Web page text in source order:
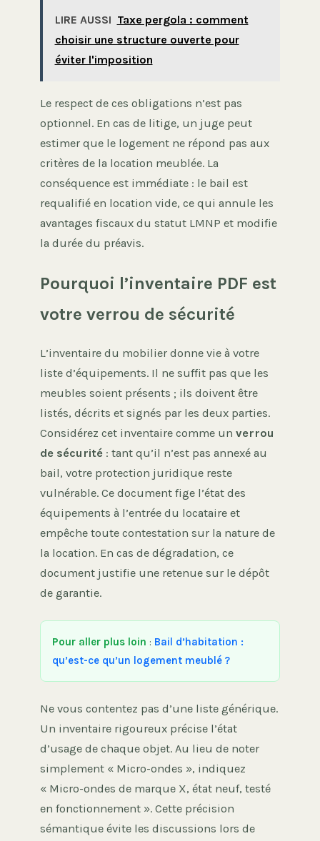
LIRE AUSSI Taxe pergola : comment
choisir une structure ouverte pour
éviter l'imposition
Le respect de ces obligations n’est pas
optionnel. En cas de litige, un juge peut
estimer que le logement ne répond pas aux
critères de la location meublée. La
conséquence est immédiate : le bail est
requalifié en location vide, ce qui annule les
avantages fiscaux du statut LMNP et modifie
la durée du préavis.
Pourquoi l’inventaire PDF est
votre verrou de sécurité
L’inventaire du mobilier donne vie à votre
liste d’équipements. Il ne suffit pas que les
meubles soient présents ; ils doivent être
listés, décrits et signés par les deux parties.
Considérez cet inventaire comme un verrou
de sécurité : tant qu’il n’est pas annexé au
bail, votre protection juridique reste
vulnérable. Ce document fige l’état des
équipements à l’entrée du locataire et
empêche toute contestation sur la nature de
la location. En cas de dégradation, ce
document justifie une retenue sur le dépôt
de garantie.
Pour aller plus loin : Bail d’habitation :
qu’est-ce qu’un logement meublé ?
Ne vous contentez pas d’une liste générique.
Un inventaire rigoureux précise l’état
d’usage de chaque objet. Au lieu de noter
simplement « Micro-ondes », indiquez
« Micro-ondes de marque X, état neuf, testé
en fonctionnement ». Cette précision
sémantique évite les discussions lors de